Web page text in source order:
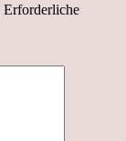
Erforderliche